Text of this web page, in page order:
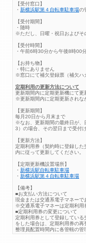
【受付窓口】
・ 新横浜駅第４自転車駐車場の
【受付期間】
・随時
※ただし、日曜・祝日およびそ
【受付時間】
・午前6時30分から午後8時00
【お持ち物】
・特にありません
※窓口にて補欠登録票（補欠ハ
定期利用の更新方法について
更新期間内に定期更新機にて更
※更新期間内に定期更新されな
【更新期間】
毎月20日から月末まで
※なお、更新期間の最終日が、
3）の場合、その翌日まで受付
【更新方法】
定期利用券（契約時に登録し
内に従って更新してください。
【定期更新機設置場所】
・ 新横浜駅自転車駐車場
・ 新横浜駅第４自転車駐車場
【備考】
■お支払い方法について
現金または交通系電子マネーで
※交通系電子マネーは定期利用
■定期利用券の変更について
定期利用券として登録してい
をした場合は、定期利用券の再
整理員配置時間内に各管轄の管